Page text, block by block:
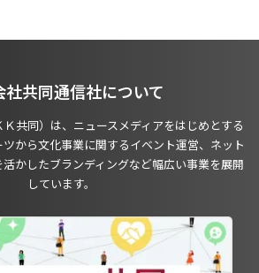
社共同通信社について
共同）は、ニュースメディアをはじめとする
から文化事業に関するイベント運営、ネット
かしたブランディングなど幅広い事業を展開
しています。